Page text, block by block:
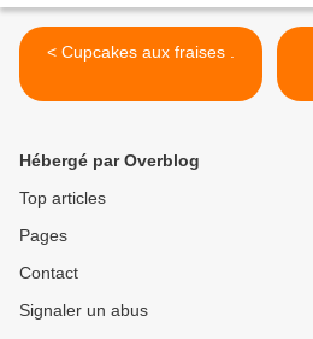
< Cupcakes aux fraises .
Hébergé par Overblog
Top articles
Pages
Contact
Signaler un abus